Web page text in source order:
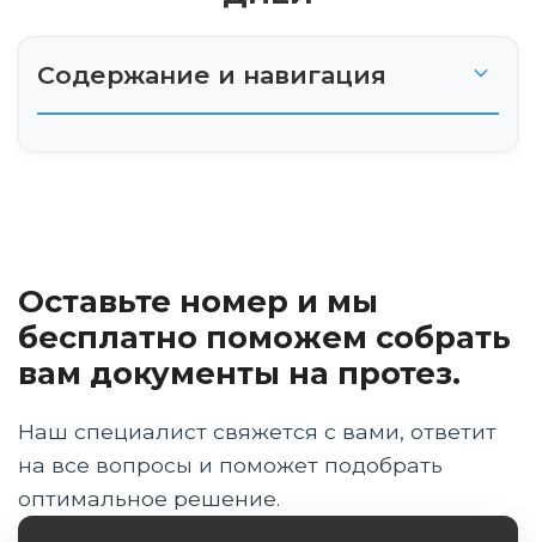
Содержание и навигация
Промышленная революция: массовое
производство
Современная эпоха: бионические
технологии
Оставьте номер и мы
бесплатно поможем собрать
вам документы на протез.
Наш специалист свяжется с вами, ответит
на все вопросы и поможет подобрать
оптимальное решение.